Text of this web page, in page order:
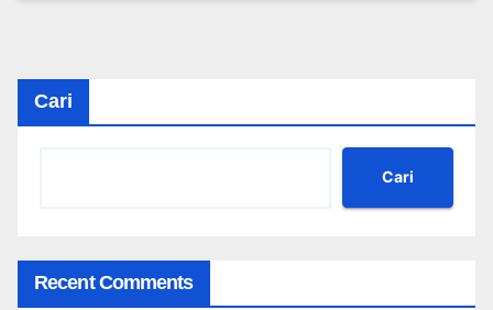
Cari
Cari
Recent Comments